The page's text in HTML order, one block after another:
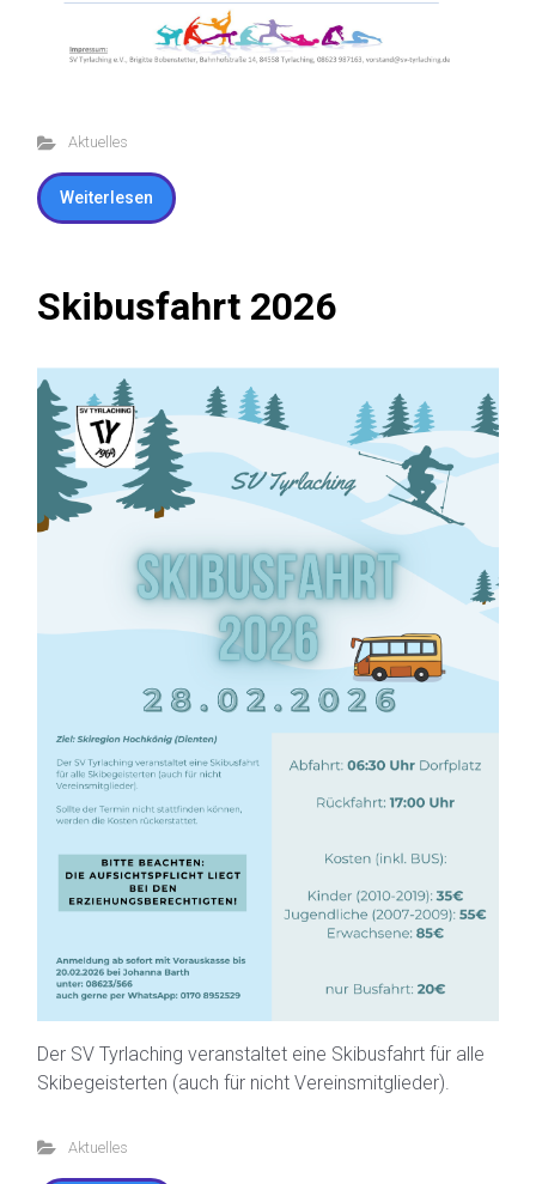
Aktuelles
Weiterlesen
Skibusfahrt 2026
Der SV Tyrlaching veranstaltet eine Skibusfahrt für alle
Skibegeisterten (auch für nicht Vereinsmitglieder).
Aktuelles